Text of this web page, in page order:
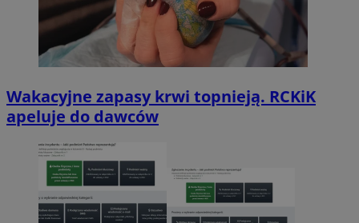
Wakacyjne zapasy krwi topnieją. RCKiK
apeluje do dawców